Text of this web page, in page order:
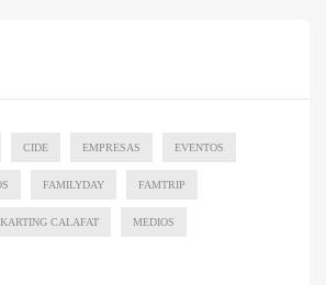
CIDE EMPRESAS EVENTOS
FAMILYDAY FAMTRIP
KARTING CALAFAT MEDIOS